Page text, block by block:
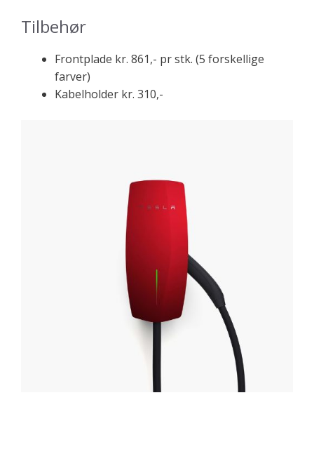
Tilbehør
Frontplade kr. 861,- pr stk. (5 forskellige
farver)
Kabelholder kr. 310,-